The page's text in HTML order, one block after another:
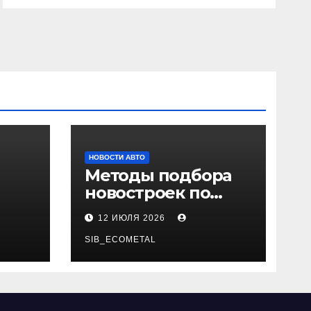
НОВОСТИ АВТО
Методы подбора
новостроек по
заданным
критериям
12 ИЮЛЯ 2026
SIB_ECOMETAL